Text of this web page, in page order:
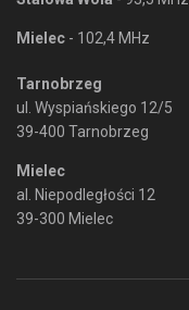
Mielec - 102,4 MHz
Tarnobrzeg
ul. Wyspiańskiego 12/5
39-400 Tarnobrzeg
Mielec
al. Niepodległości 12
39-300 Mielec